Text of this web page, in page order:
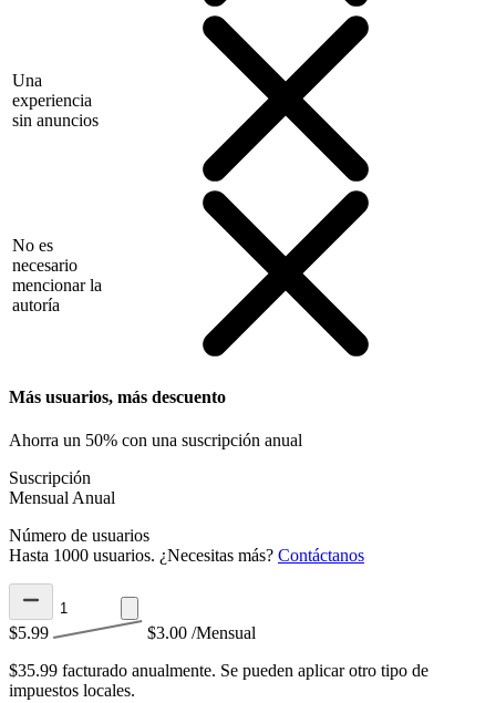
Una
experiencia
sin anuncios
No es
necesario
mencionar la
autoría
Más usuarios, más descuento
Ahorra un 50% con una suscripción anual
Suscripción
Mensual Anual
Número de usuarios
Hasta 1000 usuarios. ¿Necesitas más? Contáctanos
$5.99 $3.00 /Mensual
$35.99 facturado anualmente. Se pueden aplicar otro tipo de
impuestos locales.